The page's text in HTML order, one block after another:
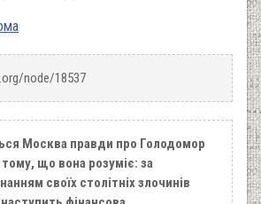
node/18537
Москва правди про Голодомор
тому, що вона розуміє: за
своїх столітніх злочинів